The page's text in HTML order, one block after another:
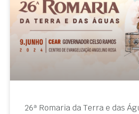
26ª Romaria da Terra e das